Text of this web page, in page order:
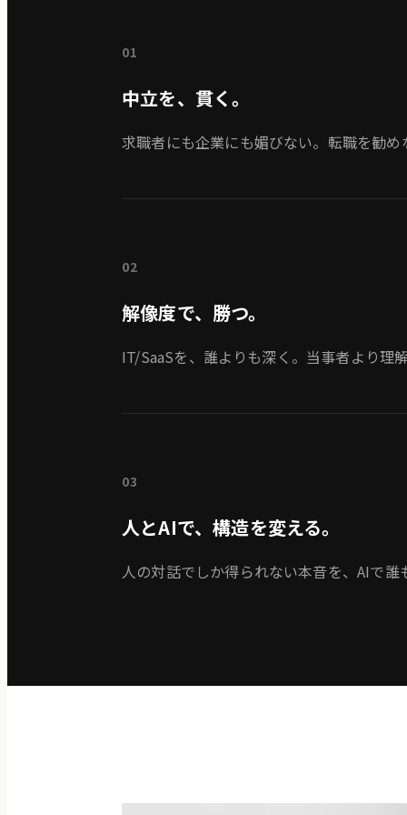
01
中立を、貫く。
求職者にも企業にも媚びない。転職を勧め
02
解像度で、勝つ。
IT/SaaSを、誰よりも深く。当事者より理解
03
人とAIで、構造を変える。
人の対話でしか得られない本音を、AIで誰